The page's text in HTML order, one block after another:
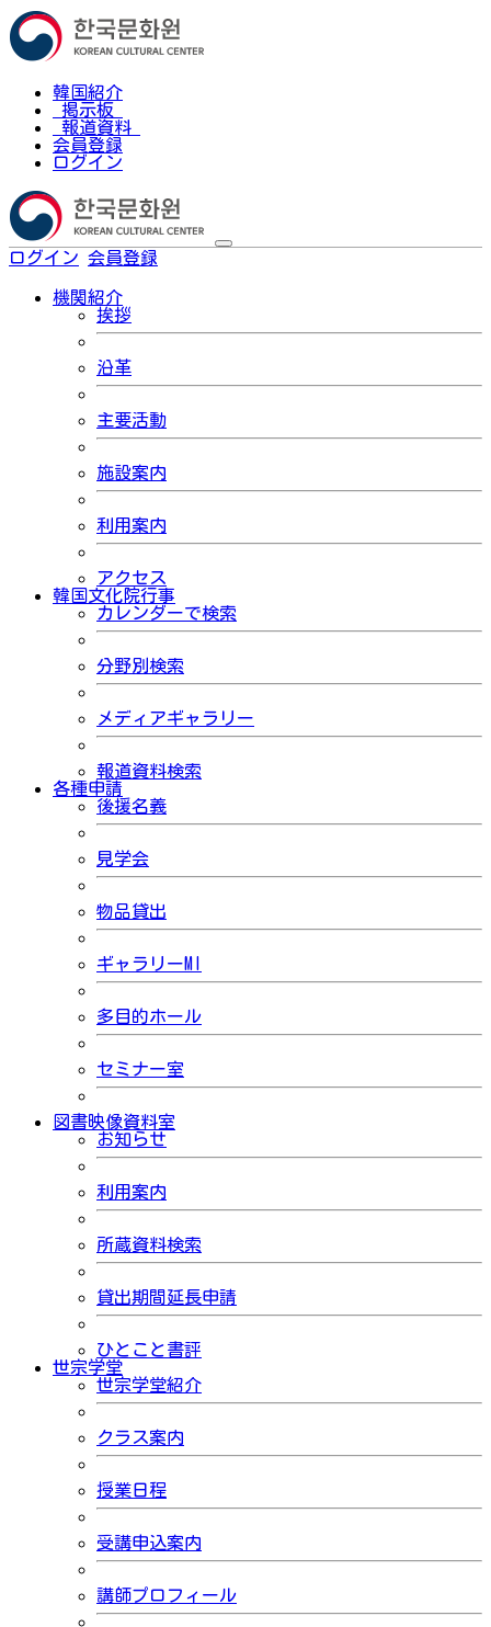
韓国紹介
掲示板
報道資料
会員登録
ログイン
ログイン 会員登録
機関紹介
挨拶
沿革
主要活動
施設案内
利用案内
アクセス
韓国文化院行事
カレンダーで検索
分野別検索
メディアギャラリー
報道資料検索
各種申請
後援名義
見学会
物品貸出
ギャラリーMI
多目的ホール
セミナー室
図書映像資料室
お知らせ
利用案内
所蔵資料検索
貸出期間延長申請
ひとこと書評
世宗学堂
世宗学堂紹介
クラス案内
授業日程
受講申込案内
講師プロフィール